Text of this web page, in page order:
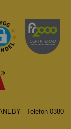
- Telefon 0380-